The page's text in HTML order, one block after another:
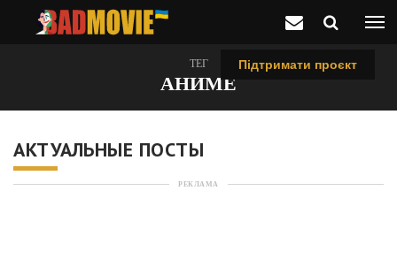
Підтримати проєкт
ТЕГ
АНИМЕ
АКТУАЛЬНЫЕ ПОСТЫ
РЕКЛАМА